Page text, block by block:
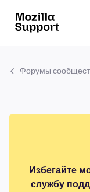
Форумы
Избегайте
службу